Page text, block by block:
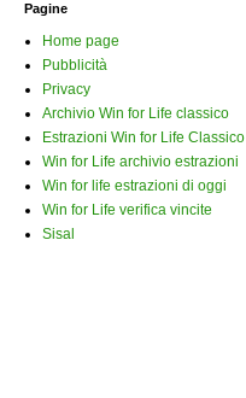
Pagine
Home page
Pubblicità
Privacy
Archivio Win for Life classico
Estrazioni Win for Life Classico
Win for Life archivio estrazioni
Win for life estrazioni di oggi
Win for Life verifica vincite
Sisal